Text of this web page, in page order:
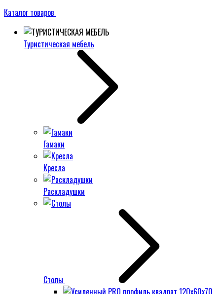
Каталог товаров
Туристическая мебель
Гамаки
Кресла
Раскладушки
Столы